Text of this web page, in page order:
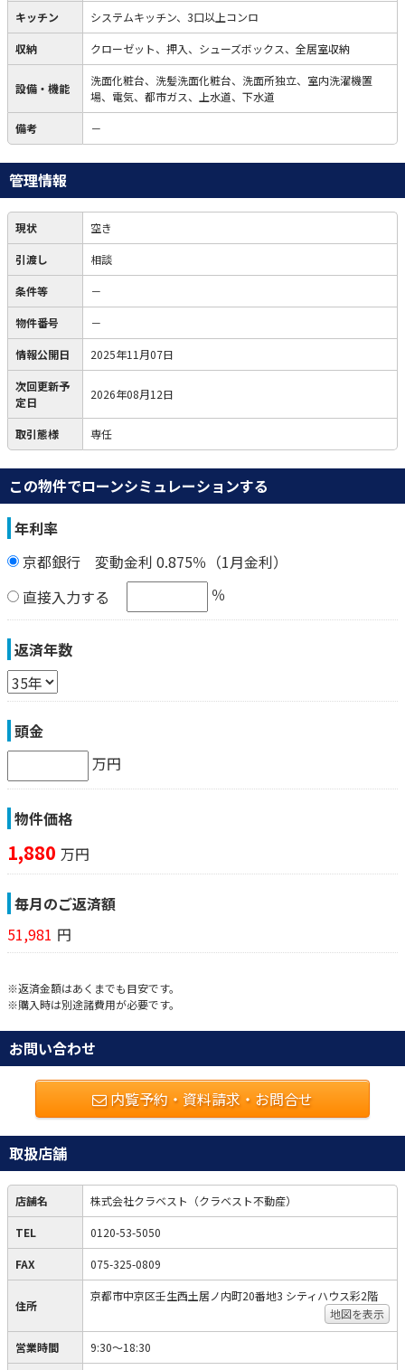
キッチン システムキッチン、3口以上コンロ
収納 クローゼット、押入、シューズボックス、全居室収納
設備・機能
洗面化粧台、洗髪洗面化粧台、洗面所独立、室内洗濯機置
場、電気、都市ガス、上水道、下水道
備考 －
管理情報
現状 空き
引渡し 相談
条件等 －
物件番号 －
情報公開日 2025年11月07日
次回更新予
定日
2026年08月12日
取引態様 専任
この物件でローンシミュレーションする
年利率
京都銀行 変動金利 0.875％（1月金利）
直接入力する
％
返済年数
頭金
万円
物件価格
1,880 万円
毎月のご返済額
51,981 円
※返済金額はあくまでも目安です。
※購入時は別途諸費用が必要です。
お問い合わせ
内覧予約・資料請求・お問合せ
取扱店舗
店舗名 株式会社クラベスト（クラベスト不動産）
TEL 0120-53-5050
FAX 075-325-0809
住所
京都市中京区壬生西土居ノ内町20番地3 シティハウス彩2階
地図を表示
営業時間 9:30〜18:30